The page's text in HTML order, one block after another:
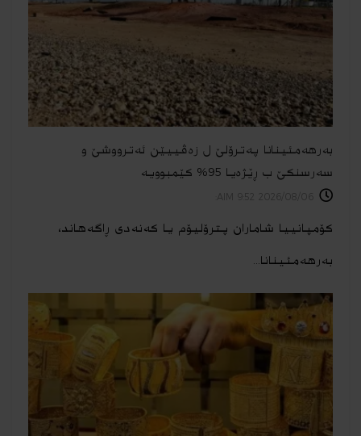
بەرهەمئینانا په‌ترۆلێ ل زه‌ڤییێن ئەترووشێ و
سەرسنكێ ب ڕێژەیا 95% كێمبوویە
کۆمپانییا شاماران پترۆلیۆم یا کەنەدی ڕاگەهاند،
به‌رهه‌مئینانا...